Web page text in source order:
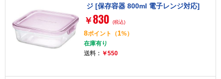
ジ [保存容器 800ml 電子レンジ対応]
￥ 830 (税込)
8ポイント （1%）
在庫有り
送料： ￥550